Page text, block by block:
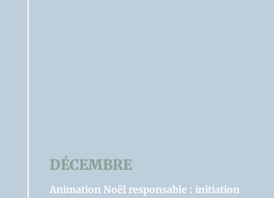
DÉCEMBRE
Animation Noël responsable : initiation